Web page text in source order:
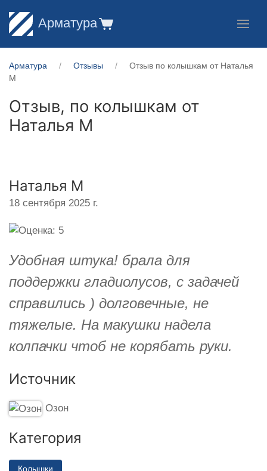
Арматура
Арматура Отзывы
Отзыв по колышкам от Наталья
М
Отзыв, по колышкам от
Наталья М
Наталья М
18 сентября 2025 г.
Удобная штука! брала для
поддержки гладиолусов, с задачей
справились ) долговечные, не
тяжелые. На макушки надела
колпачки чтоб не корябать руки.
Источник
Озон
Категория
Колышки